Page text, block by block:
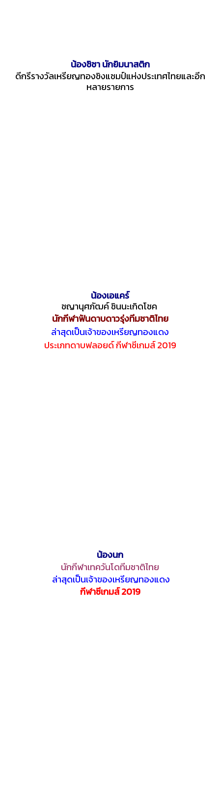
น้องชิชา นักยิมนาสติก
ดีกรีรางวัลเหรียญทองชิงแชมป์แห่งประเทศไทยและอีก
หลายรายการ
น้องเอแคร์
ชญานุศภัฒค์ ชินนะเกิดโชค
นักกีฬาฟันดาบดาวรุ่งทีมชาติไทย
ล่าสุดเป็นเจ้าของเหรียญทองแดง
ประเภทดาบฟลอยด์ กีฬาซีเกมส์ 2019
น้องนก
นักกีฬาเทควันโดทีมชาติไทย
ล่าสุดเป็นเจ้าของเหรียญทองแดง
กีฬาซีเกมส์ 2019